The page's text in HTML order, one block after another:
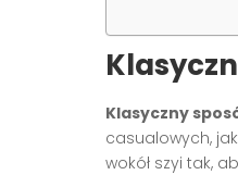
Klasyczny
casualowych,
wokół szyi tak,